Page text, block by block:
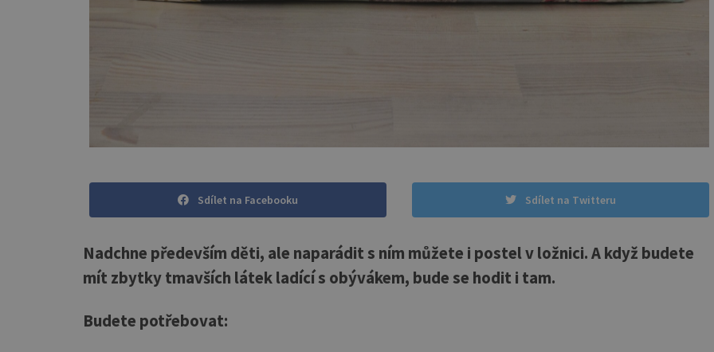
Sdílet na Facebooku Sdílet na Twitteru
Nadchne především děti, ale naparádit s ním můžete i postel v ložnici. A když budete
mít zbytky tmavších látek ladící s obývákem, bude se hodit i tam.
Budete potřebovat: